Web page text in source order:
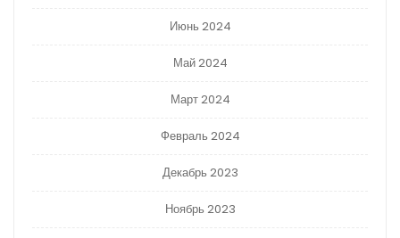
Июнь 2024
Май 2024
Март 2024
Февраль 2024
Декабрь 2023
Ноябрь 2023